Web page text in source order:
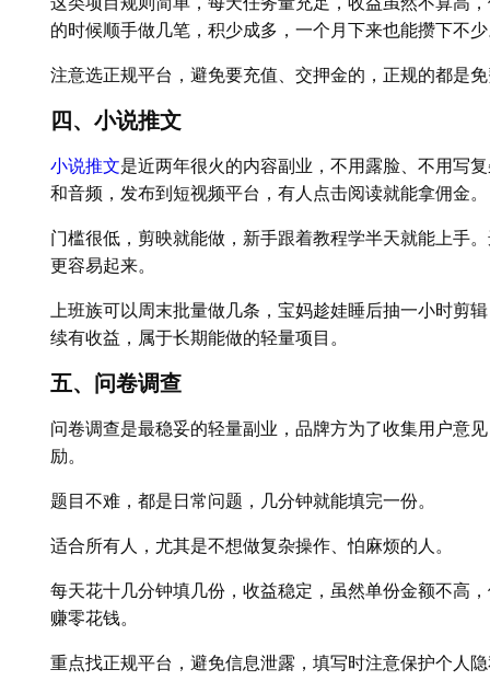
的时候顺手做几笔，积少成多，一个月下来也能攒下不
注意选正规平台，避免要充值、交押金的，正规的都是
四、小说推文
小说推文是近两年很火的内容副业，不用露脸、不用写
和音频，发布到短视频平台，有人点击阅读就能拿佣金。
门槛很低，剪映就能做，新手跟着教程学半天就能上手
更容易起来。
上班族可以周末批量做几条，宝妈趁娃睡后抽一小时剪
续有收益，属于长期能做的轻量项目。
五、问卷调查
问卷调查是最稳妥的轻量副业，品牌方为了收集用户意
励。
题目不难，都是日常问题，几分钟就能填完一份。
适合所有人，尤其是不想做复杂操作、怕麻烦的人。
每天花十几分钟填几份，收益稳定，虽然单份金额不高
赚零花钱。
重点找正规平台，避免信息泄露，填写时注意保护个人